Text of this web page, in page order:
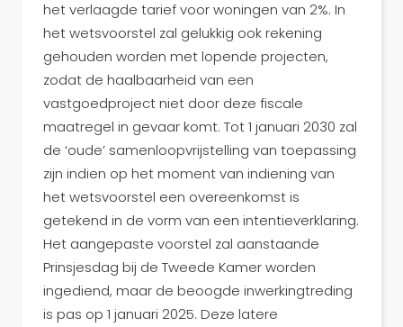
het verlaagde tarief voor woningen van 2%. In
het wetsvoorstel zal gelukkig ook rekening
gehouden worden met lopende projecten,
zodat de haalbaarheid van een
vastgoedproject niet door deze fiscale
maatregel in gevaar komt. Tot 1 januari 2030 zal
de ‘oude’ samenloopvrijstelling van toepassing
zijn indien op het moment van indiening van
het wetsvoorstel een overeenkomst is
getekend in de vorm van een intentieverklaring.
Het aangepaste voorstel zal aanstaande
Prinsjesdag bij de Tweede Kamer worden
ingediend, maar de beoogde inwerkingtreding
is pas op 1 januari 2025. Deze latere